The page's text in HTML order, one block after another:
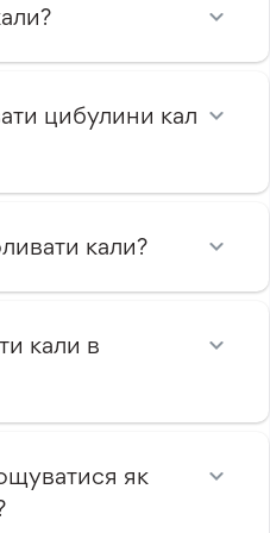
цибулини кал
кали?
кали в
як